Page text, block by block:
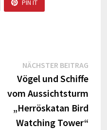
PIN IT
NÄCHSTER BEITRAG
Vögel und Schiffe
vom Aussichtsturm
„Herröskatan Bird
Watching Tower“